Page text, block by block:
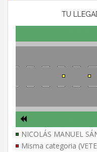
TU
NICOLÁS MANUEL
Misma categoria